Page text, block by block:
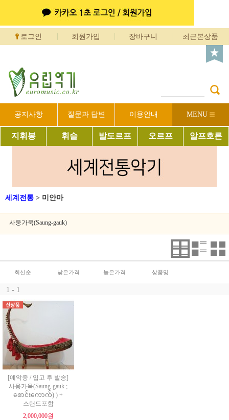
로그인 회원가입 장바구니 최근본상품
공지사항 질문과 답변 이용안내 MENU
지휘봉 휘슬 발도르프 오르프 알프호른
세계전통 > 미얀마
사웅가욱(Saung-gauk)
최신순 낮은가격 높은가격 상품명
1 - 1
[예악중 / 입고 후 발송]
사웅가욱(Saung-gauk ;
စောင်းကောက်) ) +
스탠드포함
2,000,000원